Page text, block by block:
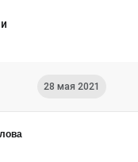
28 мая 2021